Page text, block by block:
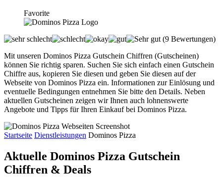
Favorite
(9 Bewertungen)
Mit unseren Dominos Pizza Gutschein Chiffren (Gutscheinen)
können Sie richtig sparen. Suchen Sie sich einfach einen Gutschein
Chiffre aus, kopieren Sie diesen und geben Sie diesen auf der
Webseite von Dominos Pizza ein. Informationen zur Einlösung und
eventuelle Bedingungen entnehmen Sie bitte den Details. Neben
aktuellen Gutscheinen zeigen wir Ihnen auch lohnenswerte
Angebote und Tipps für Ihren Einkauf bei Dominos Pizza.
Startseite Dienstleistungen Dominos Pizza
Aktuelle Dominos Pizza Gutschein
Chiffren & Deals